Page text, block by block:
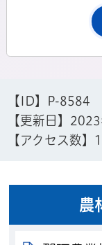
【ID】
P-8584
【更新日】 2023
【アクセス数】
農